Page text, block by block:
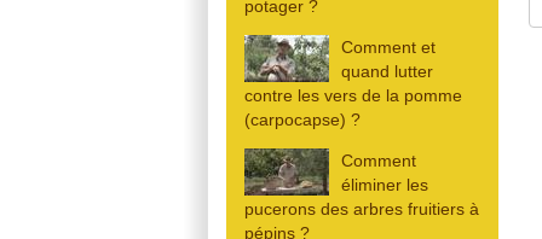
potager ?
Comment et
quand lutter
contre les vers de la pomme
(carpocapse) ?
Comment
éliminer les
pucerons des arbres fruitiers à
pépins ?